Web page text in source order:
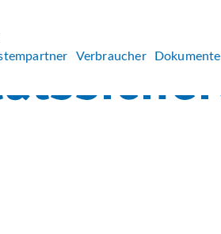
Verbraucher Dokumente